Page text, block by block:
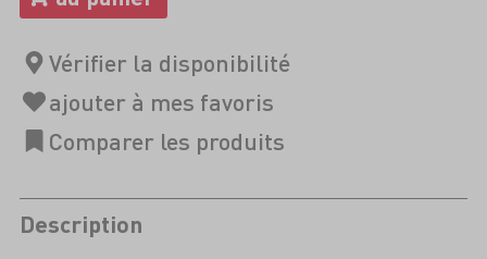
Description